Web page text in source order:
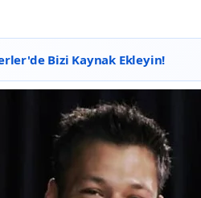
Bizi Kaynak Ekleyin!